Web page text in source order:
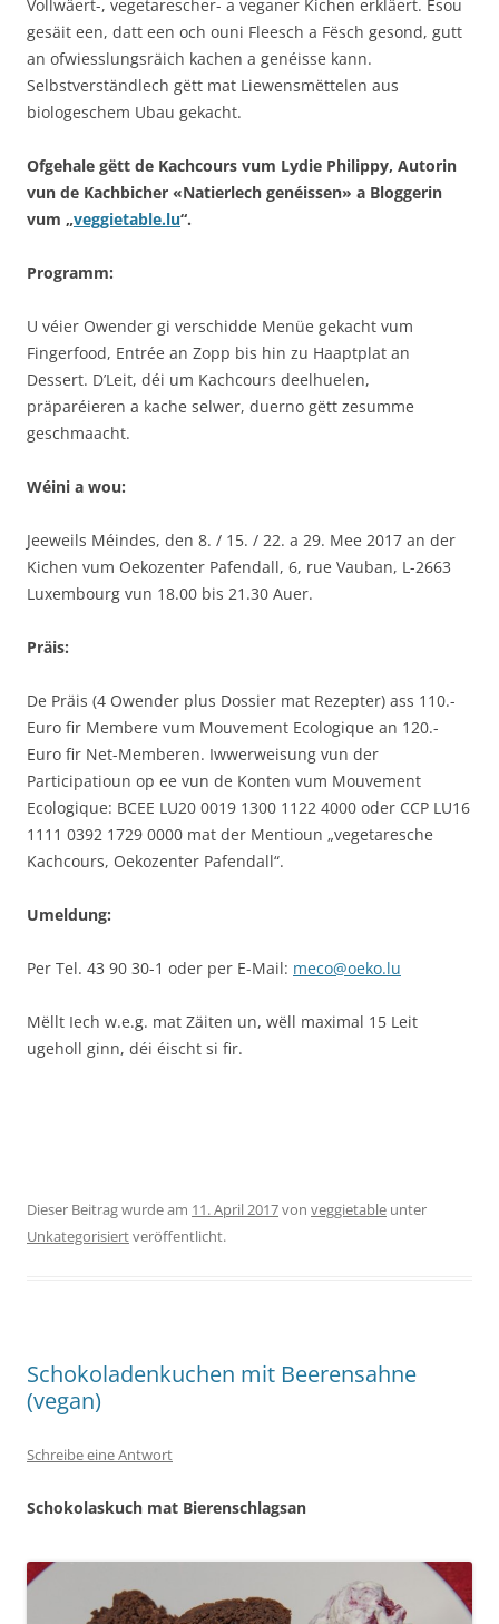
Vollwäert-, vegetarescher- a veganer Kichen erkläert. Esou
gesäit een, datt een och ouni Fleesch a Fësch gesond, gutt
an ofwiesslungsräich kachen a genéisse kann.
Selbstverständlech gëtt mat Liewensmëttelen aus
biologeschem Ubau gekacht.
Ofgehale gëtt de Kachcours vum Lydie Philippy, Autorin
vun de Kachbicher «Natierlech genéissen» a Bloggerin
vum „veggietable.lu“.
Programm:
U véier Owender gi verschidde Menüe gekacht vum
Fingerfood, Entrée an Zopp bis hin zu Haaptplat an
Dessert. D’Leit, déi um Kachcours deelhuelen,
präparéieren a kache selwer, duerno gëtt zesumme
geschmaacht.
Wéini a wou:
Jeeweils Méindes, den 8. / 15. / 22. a 29. Mee 2017 an der
Kichen vum Oekozenter Pafendall, 6, rue Vauban, L-2663
Luxembourg vun 18.00 bis 21.30 Auer.
Präis:
De Präis (4 Owender plus Dossier mat Rezepter) ass 110.-
Euro fir Membere vum Mouvement Ecologique an 120.-
Euro fir Net-Memberen. Iwwerweisung vun der
Participatioun op ee vun de Konten vum Mouvement
Ecologique: BCEE LU20 0019 1300 1122 4000 oder CCP LU16
1111 0392 1729 0000 mat der Mentioun „vegetaresche
Kachcours, Oekozenter Pafendall“.
Umeldung:
Per Tel. 43 90 30-1 oder per E-Mail: meco@oeko.lu
Mëllt Iech w.e.g. mat Zäiten un, wëll maximal 15 Leit
ugeholl ginn, déi éischt si fir.
Dieser Beitrag wurde am 11. April 2017von veggietable unter
Unkategorisiertveröffentlicht.
Schokoladenkuchen mit Beerensahne
(vegan)
Schreibe eine Antwort
Schokolaskuch mat Bierenschlagsan